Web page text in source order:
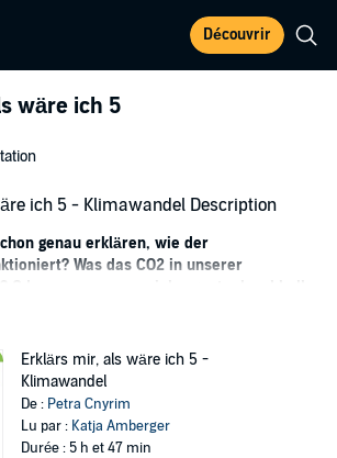
Découvrir
wäre ich 5
ich 5 - Klimawandel Description
genau erklären, wie der
Was das CO2 in unserer
Oder warum es so viel regnet, obwohl alle
Wir Erwachsenen hingegen trauen uns
nachzufragen. Schließlich müssten wir es ja
gibt so viele spannende Dinge, interessante
Selbstverständlichkeiten, die lohnen, genauer
Schließlich geht es um unsere Zukunft!
Erklärs mir, als wäre ich 5 -
Klimawandel
De : Petra Cnyrim
Lu par : Katja Amberger
Durée : 5 h et 47 min